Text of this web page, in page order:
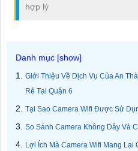
hợp lý
Giới Thiệu Về Dịch Vụ Của An
Rẻ Tại Quận 6
Tại Sao Camera Wifi Được Sử
So Sánh Camera Không Dây Và
Lợi Ích Mà Camera Wifi Mang Lại